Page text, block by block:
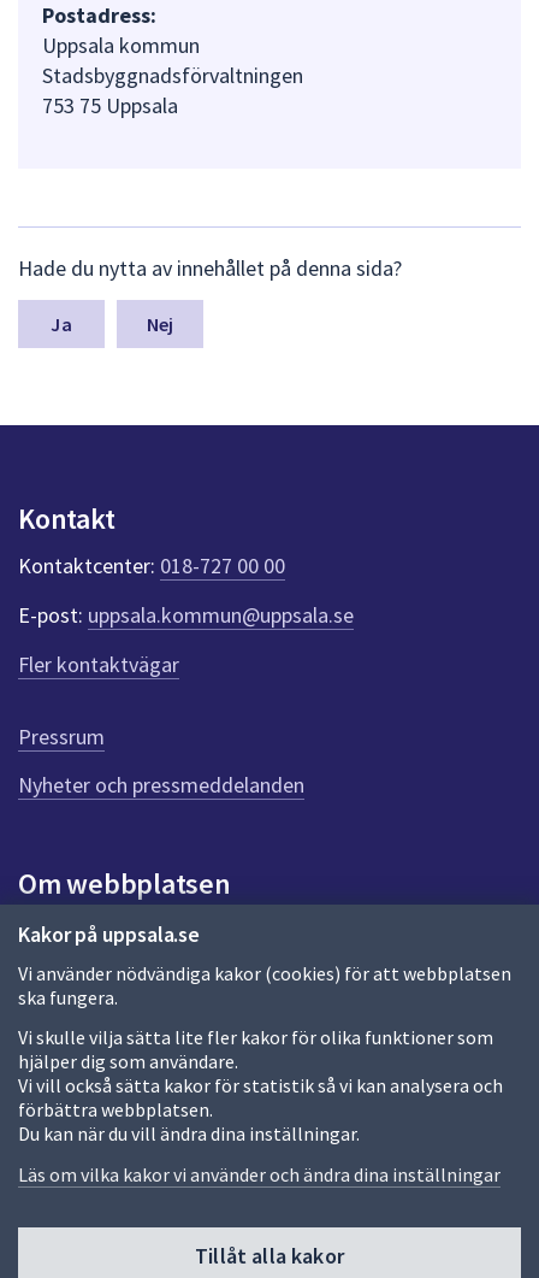
Kakor på uppsala.se
Vi använder nödvändiga kakor (cookies) för att webbplatsen
ska fungera.
Vi skulle vilja sätta lite fler kakor för olika funktioner som
hjälper dig som användare.
Vi vill också sätta kakor för statistik så vi kan analysera och
förbättra webbplatsen.
Du kan när du vill ändra dina inställningar.
Läs om vilka kakor vi använder och ändra dina inställningar
Tillåt alla kakor
Postadress:
Uppsala kommun
Stadsbyggnadsförvaltningen
753 75 Uppsala
ä
m
a
n
k
e
r
f
ö
r
e
n
n
a
d
a
Hade du nytta av innehållet på denna sida?
Nej
Kontakt
Kontaktcenter: 018-727 00 00
E-post: uppsala.kommun@uppsala.se
Fler kontaktvägar
Pressrum
Nyheter och pressmeddelanden
Om webbplatsen
Om webbplatsen
Allmänna handlingar och diarium
Behandling av personuppgifter
Kakor
Språk (other languages)
Tillgänglighetsredogörelse
Fler sätt att följa oss